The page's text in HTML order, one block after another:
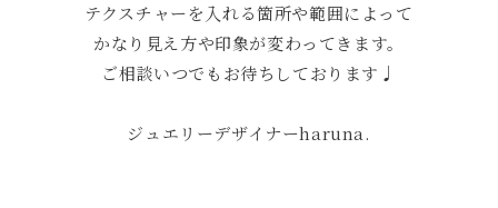
テクスチャーを入れる箇所や範囲によって
かなり見え方や印象が変わってきます。
ご相談いつでもお待ちしております♩
ジュエリーデザイナーharuna.